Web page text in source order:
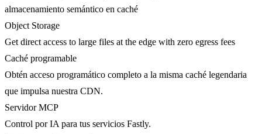
almacenamiento semántico en caché
Object Storage
Get direct access to large files at the edge with zero egress fees
Caché programable
Obtén acceso programático completo a la misma caché legendaria
que impulsa nuestra CDN.
Servidor MCP
Control por IA para tus servicios Fastly.